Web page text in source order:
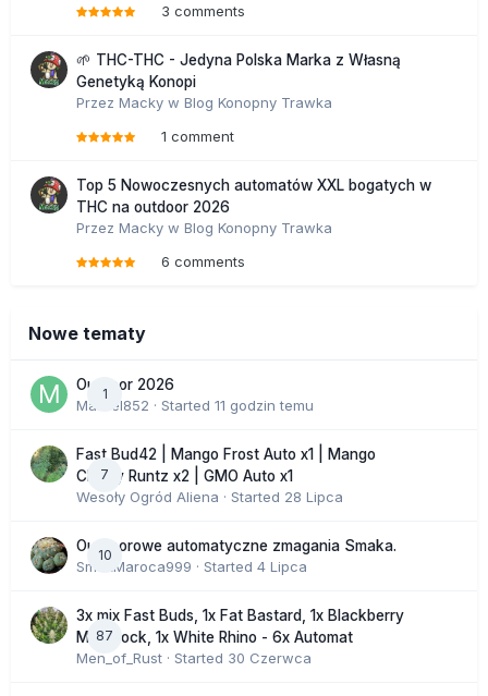
3 comments
🌱 THC-THC - Jedyna Polska Marka z Własną
Genetyką Konopi
Przez Macky w Blog Konopny Trawka
1 comment
Top 5 Nowoczesnych automatów XXL bogatych w
THC na outdoor 2026
Przez Macky w Blog Konopny Trawka
6 comments
Nowe tematy
1
Outdoor 2026
Marcel852 · Started 11 godzin temu
7
Fast Bud42 | Mango Frost Auto x1 | Mango
Cherry Runtz x2 | GMO Auto x1
Wesoły Ogród Aliena · Started 28 Lipca
10
Outdoorowe automatyczne zmagania Smaka.
SmakMaroca999 · Started 4 Lipca
87
3x mix Fast Buds, 1x Fat Bastard, 1x Blackberry
Moonrock, 1x White Rhino - 6x Automat
Men_of_Rust · Started 30 Czerwca